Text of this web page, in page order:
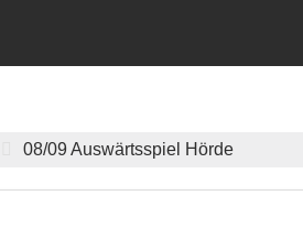
08/09 Auswärtsspiel Hörde